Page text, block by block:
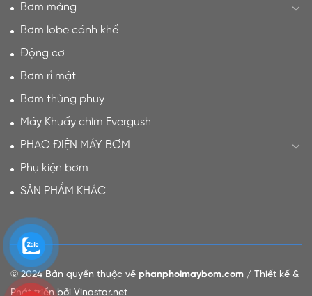
Bơm màng
Bơm lobe cánh khế
Động cơ
Bơm rỉ mật
Bơm thùng phuy
Máy Khuấy chìm Evergush
PHAO ĐIỆN MÁY BƠM
Phụ kiện bơm
SẢN PHẨM KHÁC
© 2024 Bản quyền thuộc về phanphoimaybom.com/ Thiết kế &
Phát triển bởi Vinastar.net